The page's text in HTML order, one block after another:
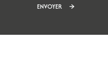
ENVOYER